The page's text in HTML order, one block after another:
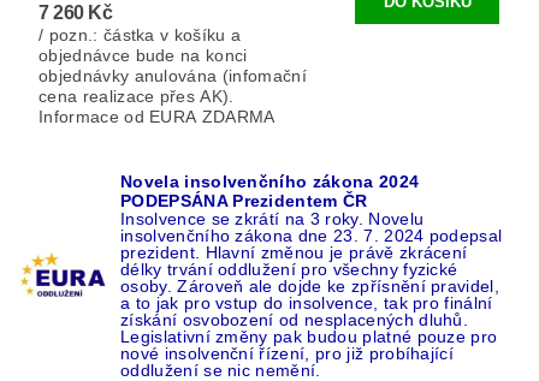
7 260 Kč
/ pozn.: částka v košíku a
objednávce bude na konci
objednávky anulována (infomační
cena realizace přes AK).
Informace od EURA ZDARMA
Novela insolvenčního zákona 2024
PODEPSÁNA Prezidentem ČR
Insolvence se zkrátí na 3 roky. Novelu
insolvenčního zákona dne 23. 7. 2024 podepsal
prezident. Hlavní změnou je právě zkrácení
délky trvání oddlužení pro všechny fyzické
osoby. Zároveň ale dojde ke zpřísnění pravidel,
a to jak pro vstup do insolvence, tak pro finální
získání osvobození od nesplacených dluhů.
Legislativní změny pak budou platné pouze pro
nové insolvenční řízení, pro již probíhající
oddlužení se nic nemění.